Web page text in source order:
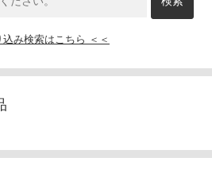
込み検索はこちら ＜＜